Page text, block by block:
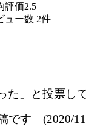
評価2.5
ュー数 2件
た」と投票し
です (2020/